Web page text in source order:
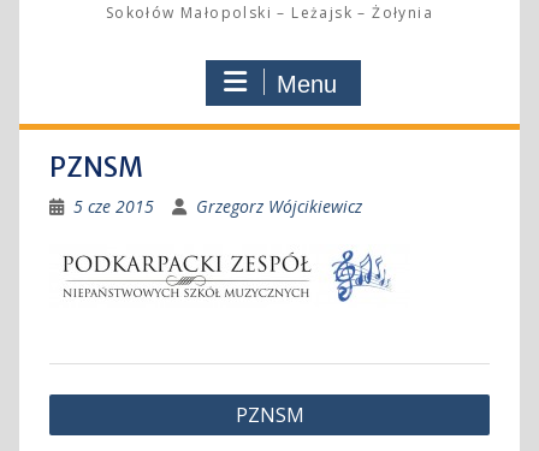
Sokołów Małopolski – Leżajsk – Żołynia
Menu
PZNSM
5 cze 2015 Grzegorz Wójcikiewicz
Nawigacja
wpisu
PZNSM